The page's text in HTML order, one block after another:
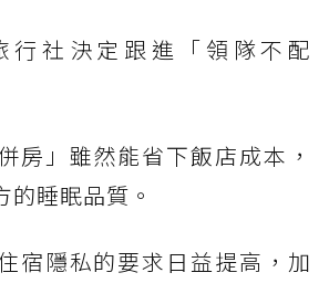
行社決定跟進「領隊不配
房」雖然能省下飯店成本，
的睡眠品質。
宿隱私的要求日益提高，加